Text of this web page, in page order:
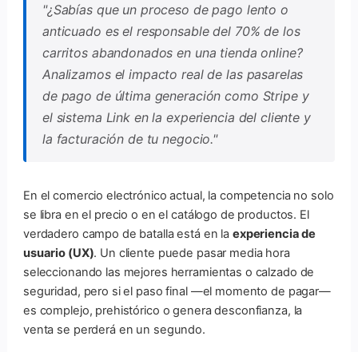
"¿Sabías que un proceso de pago lento o
anticuado es el responsable del 70% de los
carritos abandonados en una tienda online?
Analizamos el impacto real de las pasarelas
de pago de última generación como Stripe y
el sistema Link en la experiencia del cliente y
la facturación de tu negocio."
En el comercio electrónico actual, la competencia no solo
se libra en el precio o en el catálogo de productos. El
verdadero campo de batalla está en la experiencia de
usuario (UX). Un cliente puede pasar media hora
seleccionando las mejores herramientas o calzado de
seguridad, pero si el paso final —el momento de pagar—
es complejo, prehistórico o genera desconfianza, la
venta se perderá en un segundo.